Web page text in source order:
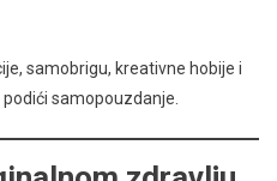
samobrigu, kreativne hobije i
samopouzdanje.